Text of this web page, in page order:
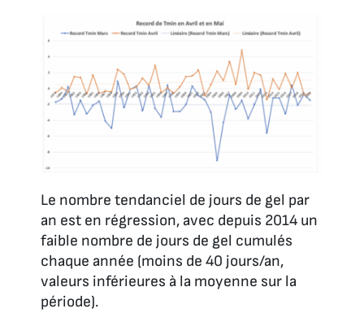
Le nombre tendanciel de jours de gel par
an est en régression, avec depuis 2014 un
faible nombre de jours de gel cumulés
chaque année (moins de 40 jours/an,
valeurs inférieures à la moyenne sur la
période).